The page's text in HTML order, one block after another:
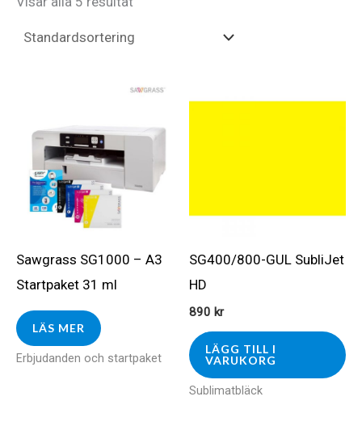
Sawgrass SG1000 – A3
Startpaket 31 ml
LÄS MER
Erbjudanden och startpaket
SG400/800-GUL SubliJet
HD
890 kr
LÄGG TILL I
VARUKORG
Sublimatbläck